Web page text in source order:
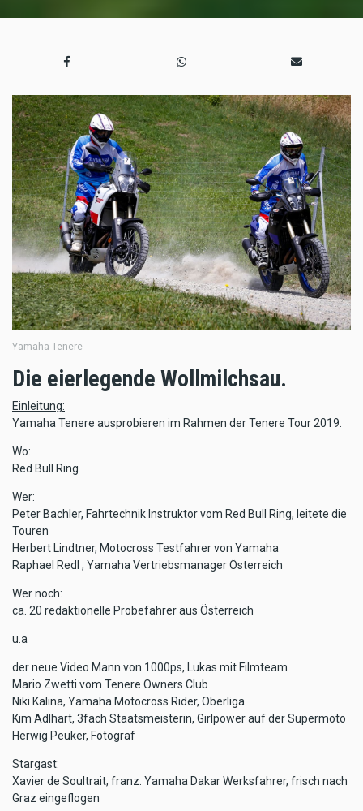
Yamaha Tenere
Die eierlegende Wollmilchsau.
Einleitung:
Yamaha Tenere ausprobieren im Rahmen der Tenere Tour 2019.
Wo:
Red Bull Ring
Wer:
Peter Bachler, Fahrtechnik Instruktor vom Red Bull Ring, leitete die
Touren
Herbert Lindtner, Motocross Testfahrer von Yamaha
Raphael Redl , Yamaha Vertriebsmanager Österreich
Wer noch:
ca. 20 redaktionelle Probefahrer aus Österreich
u.a
der neue Video Mann von 1000ps, Lukas mit Filmteam
Mario Zwetti vom Tenere Owners Club
Niki Kalina, Yamaha Motocross Rider, Oberliga
Kim Adlhart, 3fach Staatsmeisterin, Girlpower auf der Supermoto
Herwig Peuker, Fotograf
Stargast:
Xavier de Soultrait, franz. Yamaha Dakar Werksfahrer, frisch nach
Graz eingeflogen